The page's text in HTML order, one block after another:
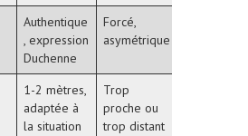
Authentique
, expression
Duchenne
Forcé,
asymétrique
1-2 mètres,
adaptée à
la situation
Trop
proche ou
trop distant